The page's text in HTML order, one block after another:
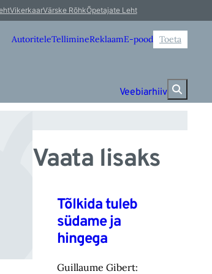
VikerkaarVärske RõhkÕpetajate Leht
AutoriteleTellimineReklaamE-pood Toeta
Veebiarhiiv
Vaata lisaks
Tõlkida tuleb
südame ja
hingega
Guillaume Gibert: